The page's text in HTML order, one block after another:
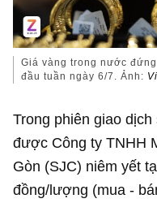
Giá vàng trong nước
đầu tuần ngày 6/7. Ảnh:
Trong phiên giao
được Công ty TNHH
Gòn (SJC) niêm yết
đồng/lượng (mua -